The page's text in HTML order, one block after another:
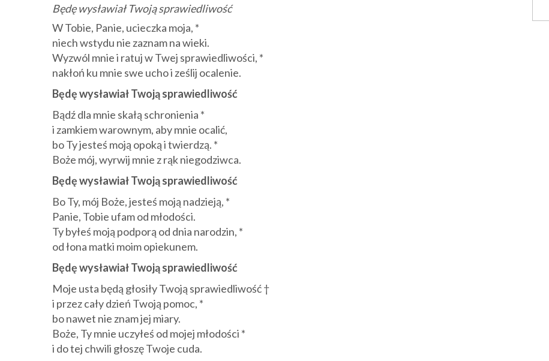
Będę wysławiał Twoją sprawiedliwość
W Tobie, Panie, ucieczka moja, *
niech wstydu nie zaznam na wieki.
Wyzwól mnie i ratuj w Twej sprawiedliwości, *
nakłoń ku mnie swe ucho i ześlij ocalenie.
Będę wysławiał Twoją sprawiedliwość
Bądź dla mnie skałą schronienia *
i zamkiem warownym, aby mnie ocalić,
bo Ty jesteś moją opoką i twierdzą. *
Boże mój, wyrwij mnie z rąk niegodziwca.
Będę wysławiał Twoją sprawiedliwość
Bo Ty, mój Boże, jesteś moją nadzieją, *
Panie, Tobie ufam od młodości.
Ty byłeś moją podporą od dnia narodzin, *
od łona matki moim opiekunem.
Będę wysławiał Twoją sprawiedliwość
Moje usta będą głosiły Twoją sprawiedliwość †
i przez cały dzień Twoją pomoc, *
bo nawet nie znam jej miary.
Boże, Ty mnie uczyłeś od mojej młodości *
i do tej chwili głoszę Twoje cuda.